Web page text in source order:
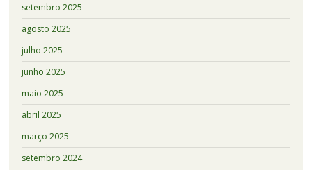
setembro 2025
agosto 2025
julho 2025
junho 2025
maio 2025
abril 2025
março 2025
setembro 2024